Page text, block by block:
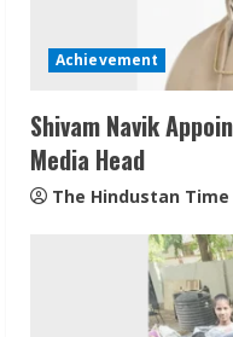
Achievement
Shivam Navik
Media Head
The Hindustan Time